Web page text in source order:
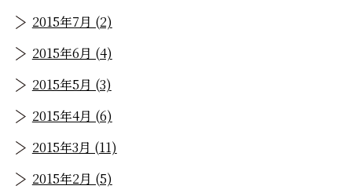
2015年7月 (2)
2015年6月 (4)
2015年5月 (3)
2015年4月 (6)
2015年3月 (11)
2015年2月 (5)